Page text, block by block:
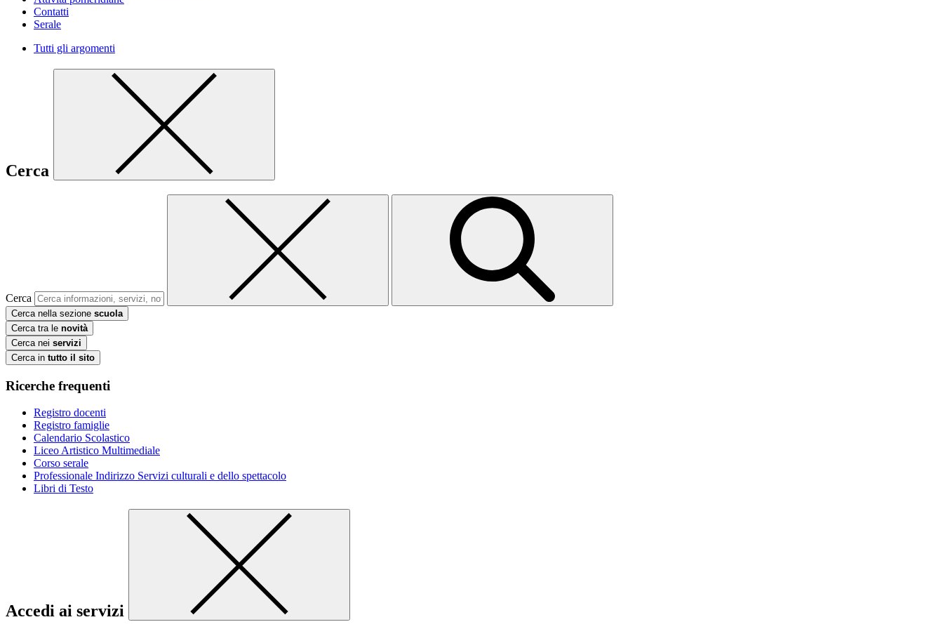
Contatti
Serale
Tutti gli argomenti
Cerca
Cerca
Cerca nella sezione scuola
Cerca tra le novità
Cerca nei servizi
Cerca in tutto il sito
Ricerche frequenti
Registro docenti
Registro famiglie
Calendario Scolastico
Liceo Artistico Multimediale
Corso serale
Professionale Indirizzo Servizi culturali e dello spettacolo
Libri di Testo
Accedi ai servizi